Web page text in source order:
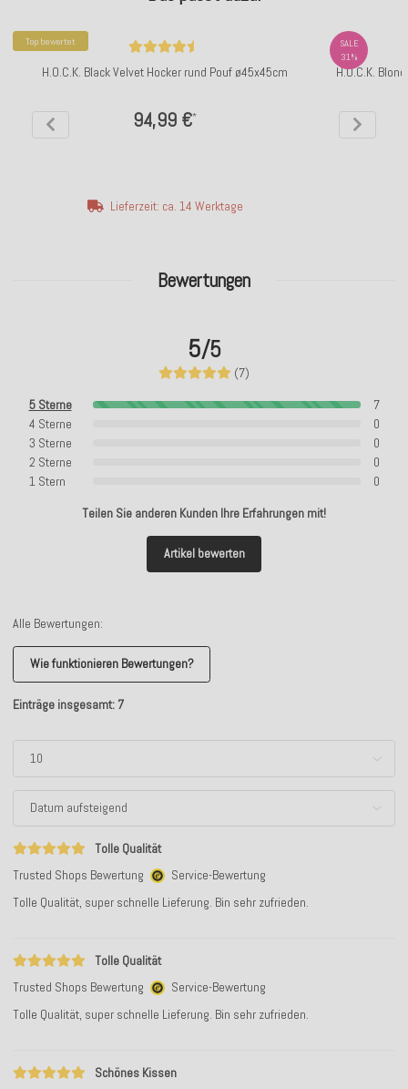
Bewertungen
5/5
(7)
5 Sterne
7
4 Sterne
0
3 Sterne
0
2 Sterne
0
1 Stern
0
Teilen Sie anderen Kunden Ihre Erfahrungen mit!
Artikel bewerten
Alle Bewertungen:
Wie funktionieren Bewertungen?
Einträge insgesamt: 7
Tolle Qualität
Trusted Shops Bewertung
Service-Bewertung
Tolle Qualität, super schnelle Lieferung. Bin sehr zufrieden.
Tolle Qualität
Trusted Shops Bewertung
Service-Bewertung
Tolle Qualität, super schnelle Lieferung. Bin sehr zufrieden.
Schönes Kissen
Top bewertet
H.O.C.K. Black Velvet Hocker rund Pouf ø45x45cm
94,99 €*
Lieferzeit: ca. 14 Werktage
SALE
31%
H.O.C.K.